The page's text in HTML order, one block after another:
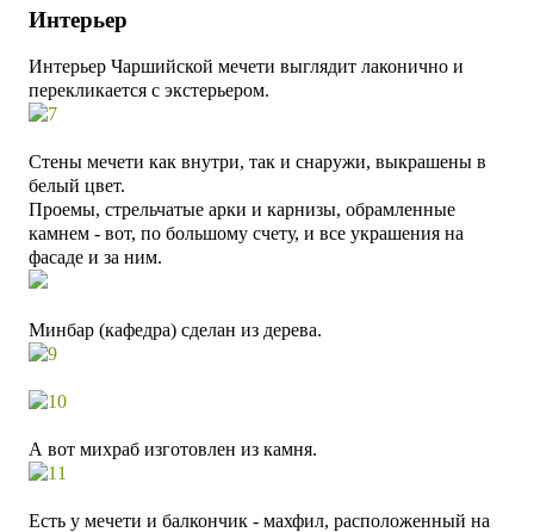
Интерьер
Интерьер Чаршийской мечети выглядит лаконично и
перекликается с экстерьером.
Стены мечети как внутри, так и снаружи, выкрашены в
белый цвет.
Проемы, стрельчатые арки и карнизы, обрамленные
камнем - вот, по большому счету, и все украшения на
фасаде и за ним.
Минбар (кафедра) сделан из дерева.
А вот михраб изготовлен из камня.
Есть у мечети и балкончик - махфил, расположенный на